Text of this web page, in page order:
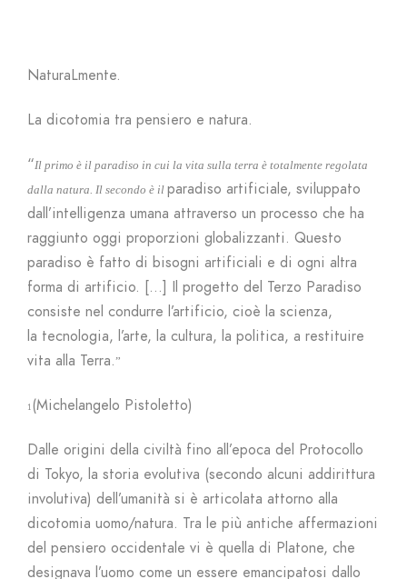
NaturaLmente.
La dicotomia tra pensiero e natura.
“Il primo è il paradiso in cui la vita sulla terra è totalmente regolata
dalla natura. Il secondo è il paradiso artificiale, sviluppato
dall’intelligenza umana attraverso un processo che ha
raggiunto oggi proporzioni globalizzanti. Questo
paradiso è fatto di bisogni artificiali e di ogni altra
forma di artificio. […] Il progetto del Terzo Paradiso
consiste nel condurre l’artificio, cioè la scienza,
la tecnologia, l’arte, la cultura, la politica, a restituire
vita alla Terra.”
1 (Michelangelo Pistoletto)
Dalle origini della civiltà fino all’epoca del Protocollo
di Tokyo, la storia evolutiva (secondo alcuni addirittura
involutiva) dell’umanità si è articolata attorno alla
dicotomia uomo/natura. Tra le più antiche affermazioni
del pensiero occidentale vi è quella di Platone, che
designava l’uomo come un essere emancipatosi dallo